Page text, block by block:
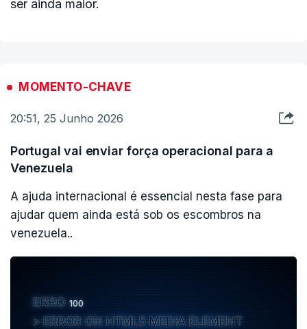
ser ainda maior.
MOMENTO-CHAVE
20:51, 25 Junho 2026
Portugal vai enviar força operacional para a
Venezuela
A ajuda internacional é essencial nesta fase para
ajudar quem ainda está sob os escombros na
venezuela..
ERRO 100
ERROR ON HTML5 MEDIA ELEMENT